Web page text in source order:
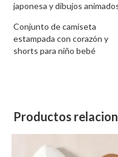
japonesa y dibujos
Conjunto de camiseta
estampada con corazón y
shorts para niño bebé
Productos